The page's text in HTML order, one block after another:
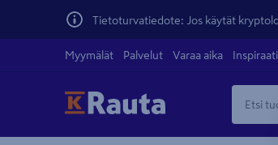
Tietoturvatiedote: Jos käytät
Myymälät Palvelut Varaa aika